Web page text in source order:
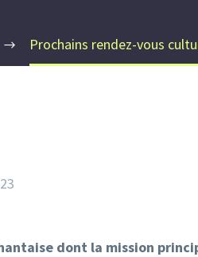
Prochains rendez-vous
dont la mission